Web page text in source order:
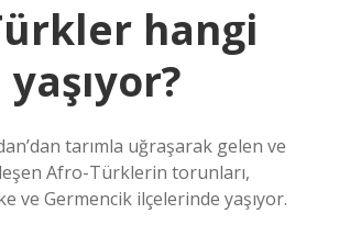
hangi
tarımla uğraşarak gelen ve
Afro-Türklerin torunları,
ve Germencik ilçelerinde yaşıyor.